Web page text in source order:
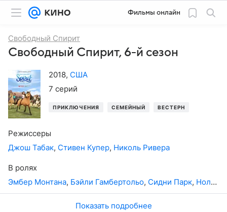
Фильмы онлайн
Свободный Спирит
Свободный Спирит, 6-й сезон
2018, США
7 серий
ПРИКЛЮЧЕНИЯ СЕМЕЙНЫЙ ВЕСТЕРН
Режиссеры
Джош Табак, Стивен Купер, Николь Ривера
В ролях
Эмбер Монтана, Бэйли Гамбертольо, Сидни Парк, Нолан Норт
Показать подробнее